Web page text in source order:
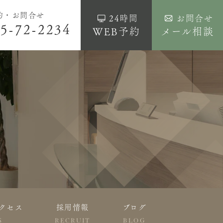
・お問合せ
72-2234
24時間
WEB予約
お問合せ
メール相談
セス 採用情報
RECRUIT
ブログ
BLOG